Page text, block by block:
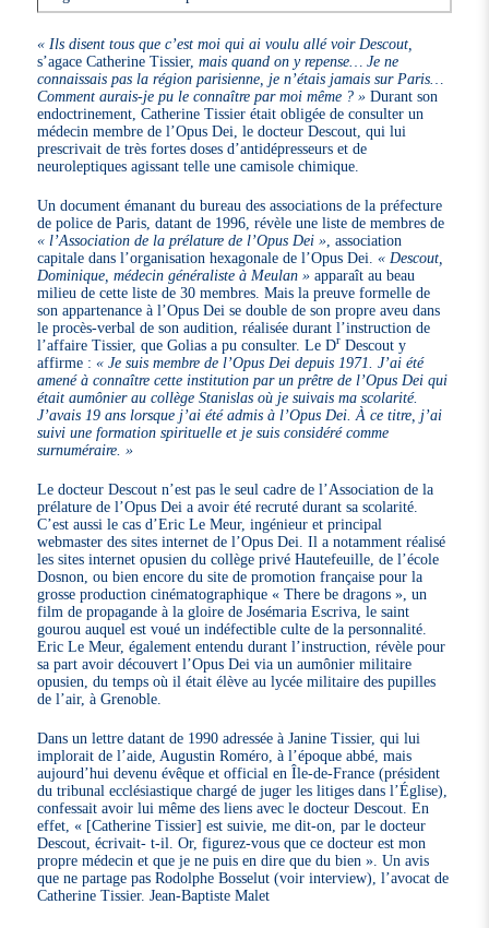
« Ils disent tous que c’est moi qui ai voulu allé voir Descout,
s’agace Catherine Tissier,mais quand on y repense… Je ne
connaissais pas la région parisienne, je n’étais jamais sur Paris…
Comment aurais-je pu le connaître par moi même ? » Durant son
endoctrinement, Catherine Tissier était obligée de consulter un
médecin membre de l’Opus Dei, le docteur Descout, qui lui
prescrivait de très fortes doses d’antidépresseurs et de
neuroleptiques agissant telle une camisole chimique.
Un document émanant du bureau des associations de la préfecture
de police de Paris, datant de 1996, révèle une liste de membres de
« l’Association de la prélature de l’Opus Dei » , association
capitale dans l’organisation hexagonale de l’Opus Dei.« Descout,
Dominique, médecin généraliste à Meulan » apparaît au beau
milieu de cette liste de 30 membres. Mais la preuve formelle de
son appartenance à l’Opus Dei se double de son propre aveu dans
le procès-verbal de son audition, réalisée durant l’instruction de
l’affaire Tissier, que Golias a pu consulter. Le Dr Descout y
affirme :« Je suis membre de l’Opus Dei depuis 1971. J’ai été
amené à connaître cette institution par un prêtre de l’Opus Dei qui
était aumônier au collège Stanislas où je suivais ma scolarité.
J’avais 19 ans lorsque j’ai été admis à l’Opus Dei. À ce titre, j’ai
suivi une formation spirituelle et je suis considéré comme
surnuméraire. »
Le docteur Descout n’est pas le seul cadre de l’Association de la
prélature de l’Opus Dei a avoir été recruté durant sa scolarité.
C’est aussi le cas d’Eric Le Meur, ingénieur et principal
webmaster des sites internet de l’Opus Dei. Il a notamment réalisé
les sites internet opusien du collège privé Hautefeuille, de l’école
Dosnon, ou bien encore du site de promotion française pour la
grosse production cinématographique « There be dragons », un
film de propagande à la gloire de Josémaria Escriva, le saint
gourou auquel est voué un indéfectible culte de la personnalité.
Eric Le Meur, également entendu durant l’instruction, révèle pour
sa part avoir découvert l’Opus Dei via un aumônier militaire
opusien, du temps où il était élève au lycée militaire des pupilles
de l’air, à Grenoble.
Dans un lettre datant de 1990 adressée à Janine Tissier, qui lui
implorait de l’aide, Augustin Roméro, à l’époque abbé, mais
aujourd’hui devenu évêque et official en Île-de-France (président
du tribunal ecclésiastique chargé de juger les litiges dans l’Église),
confessait avoir lui même des liens avec le docteur Descout. En
effet, « [Catherine Tissier] est suivie, me dit-on, par le docteur
Descout, écrivait- t-il. Or, figurez-vous que ce docteur est mon
propre médecin et que je ne puis en dire que du bien ». Un avis
que ne partage pas Rodolphe Bosselut (voir interview), l’avocat de
Catherine Tissier. Jean-Baptiste Malet